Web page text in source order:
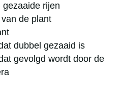
gezaaide rijen
de plant
dubbel gezaaid is
gevolgd wordt door de